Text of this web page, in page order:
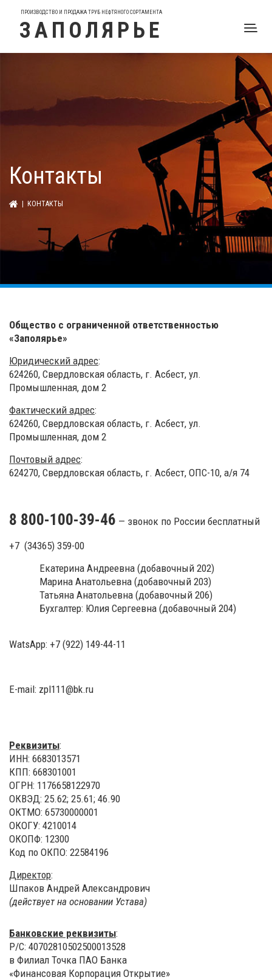
ПРОИЗВОДСТВО И ПРОДАЖА ТРУБ НЕФТЯНОГО СОРТАМЕНТА
ЗАПОЛЯРЬЕ
Контакты
| КОНТАКТЫ
Общество с ограниченной ответственностью
«Заполярье»
Юридический адрес:
624260, Свердловская область, г. Асбест, ул.
Промышленная, дом 2
Фактический адрес:
624260, Свердловская область, г. Асбест, ул.
Промышленная, дом 2
Почтовый адрес:
624270, Свердловская область, г. Асбест, ОПС-10, а/я 74
8 800-100-39-46 — звонок по России бесплатный
+7 (34365) 359-00
Екатерина Андреевна (добавочный 202)
Марина Анатольевна (добавочный 203)
Татьяна Анатольевна (добавочный 206)
Бухгалтер: Юлия Сергеевна (добавочный 204)
WatsApp: +7 (922) 149-44-11
E-mail: zpl111@bk.ru
Реквизиты:
ИНН: 6683013571
КПП: 668301001
ОГРН: 1176658122970
ОКВЭД: 25.62; 25.61; 46.90
ОКТМО: 65730000001
ОКОГУ: 4210014
ОКОПФ: 12300
Код по ОКПО: 22584196
Директор:
Шпаков Андрей Александрович
(действует на основании Устава)
Банковские реквизиты:
Р/С: 40702810502500013528
в Филиал Точка ПАО Банка
«Финансовая Корпорация Открытие»